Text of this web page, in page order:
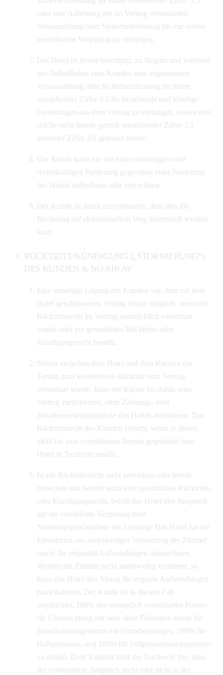
oder eine Anhebung der im Vertrag vereinbarten
Vorauszahlung oder Sicherheitsleistung bis zur vollen
vereinbarten Vergütung zu verlangen.
Das Hotel ist ferner berechtigt, zu Beginn und während
des Aufenthaltes vom Kunden eine angemessene
Vorauszahlung oder Sicherheitsleistung im Sinne
vorstehender Ziffer 3.5 für bestehende und künftige
Forderungen aus dem Vertrag zu verlangen, soweit eine
solche nicht bereits gemäß vorstehender Ziffer 3.5
und/oder Ziffer 3.6 geleistet wurde.
Der Kunde kann nur mit einer unstreitigen oder
rechtskräftigen Forderung gegenüber einer Forderung
des Hotels aufrechnen oder verrechnen.
Der Kunde ist damit einverstanden, dass ihm die
Rechnung auf elektronischem Weg übermittelt werden
kann.
RÜCKTRITT/KÜNDIGUNG („STORNIERUNG“)
DES KUNDEN & NO-SHOW
Eine einseitige Lösung des Kunden von dem mit dem
Hotel geschlossenen Vertrag ist nur möglich, wenn ein
Rücktrittsrecht im Vertrag ausdrücklich vereinbart
wurde oder ein gesetzliches Rücktritts- oder
Kündigungsrecht besteht.
Sofern zwischen dem Hotel und dem Kunden ein
Termin zum kostenfreien Rücktritt vom Vertrag
vereinbart wurde, kann der Kunde bis dahin vom
Vertrag zurücktreten, ohne Zahlungs- oder
Schadensersatzansprüche des Hotels auszulösen. Das
Rücktrittsrecht des Kunden erlischt, wenn er dieses
nicht bis zum vereinbarten Termin gegenüber dem
Hotel in Textform ausübt.
Ist ein Rücktrittsrecht nicht vereinbart oder bereits
erloschen und besteht auch kein gesetzliches Rücktritts-
oder Kündigungsrecht, behält das Hotel den Anspruch
auf die vereinbarte Vergütung trotz
Nichtinanspruchnahme der Leistung. Das Hotel hat die
Einnahmen aus anderweitiger Vermietung der Zimmer
sowie die ersparten Aufwendungen anzurechnen.
Werden die Zimmer nicht anderweitig vermietet, so
kann das Hotel den Abzug für ersparte Aufwendungen
pauschalieren. Der Kunde ist in diesem Fall
verpflichtet, 100% des vertraglich vereinbarten Preises
für Übernachtung mit oder ohne Frühstück sowie für
Pauschalarrangements mit Fremdleistungen, 100% für
Halbpensions- und 100% für Vollpensionsarrangements
zu zahlen. Dem Kunden steht der Nachweis frei, dass
der vorgenannte Anspruch nicht oder nicht in der